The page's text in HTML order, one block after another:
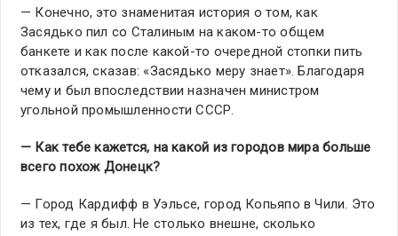
— Конечно, это знаменитая история о том, как
Засядько пил со Сталиным на каком-то общем
банкете и как после какой-то очередной стопки пить
отказался, сказав: «Засядько меру знает». Благодаря
чему и был впоследствии назначен министром
угольной промышленности СССР.
— Как тебе кажется, на какой из городов мира больше
всего похож Донецк?
— Город Кардифф в Уэльсе, город Копьяпо в Чили. Это
из тех, где я был. Не столько внешне, сколько